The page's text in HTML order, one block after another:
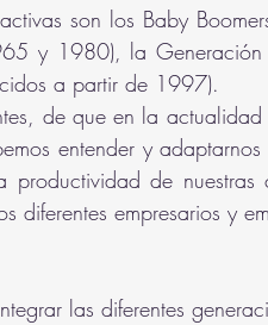
son los Baby
y 1980), la Generación
a partir de 1997).
de que en la
entender y
de nuestras
empresarios y
las diferentes